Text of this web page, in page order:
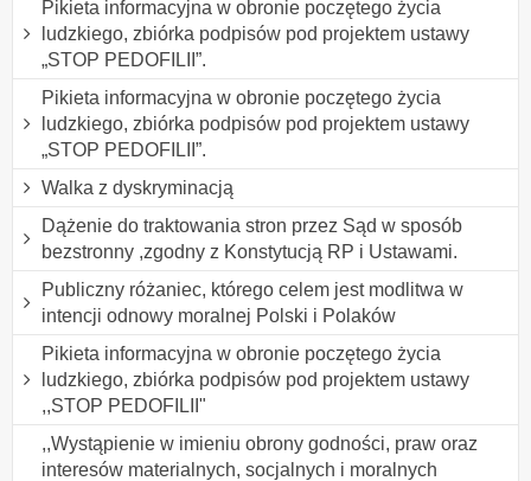
Pikieta informacyjna w obronie poczętego życia
ludzkiego, zbiórka podpisów pod projektem ustawy
„STOP PEDOFILII”.
Pikieta informacyjna w obronie poczętego życia
ludzkiego, zbiórka podpisów pod projektem ustawy
„STOP PEDOFILII”.
Walka z dyskryminacją
Dążenie do traktowania stron przez Sąd w sposób
bezstronny ,zgodny z Konstytucją RP i Ustawami.
Publiczny różaniec, którego celem jest modlitwa w
intencji odnowy moralnej Polski i Polaków
Pikieta informacyjna w obronie poczętego życia
ludzkiego, zbiórka podpisów pod projektem ustawy
,,STOP PEDOFILII"
,,Wystąpienie w imieniu obrony godności, praw oraz
interesów materialnych, socjalnych i moralnych